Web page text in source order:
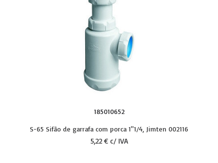
185010652
S-65 Sifão de garrafa com porca 1''1/4, Jimten 002116
5,22 € c/ IVA